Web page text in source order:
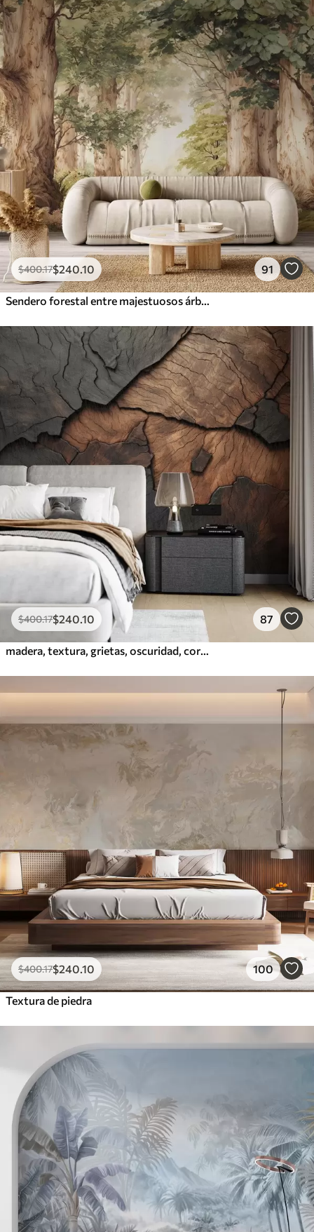
$400.17$240 .10 91
$400.17$240 .10 87
$400.17$240 .10 100
Textura de piedra